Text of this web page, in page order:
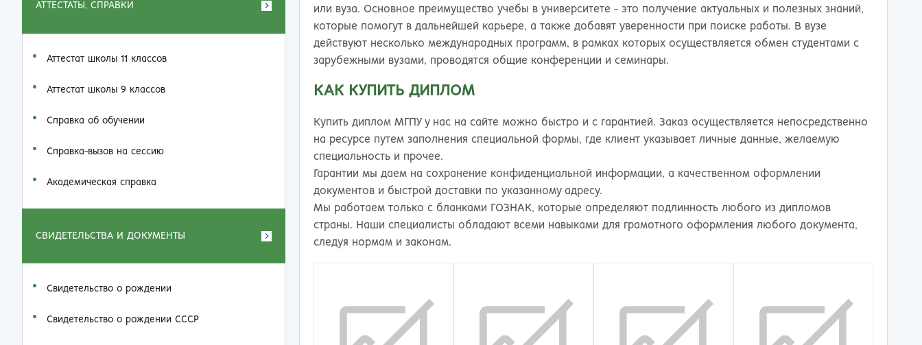
АТТЕСТАТЫ, СПРАВКИ
Аттестат школы 11 классов
Аттестат школы 9 классов
Справка об обучении
Справка-вызов на сессию
Академическая справка
СВИДЕТЕЛЬСТВА И ДОКУМЕНТЫ
Свидетельство о рождении
Свидетельство о рождении СССР
или вуза. Основное преимущество учебы в университете - это получение актуальных и полезных знаний,
которые помогут в дальнейшей карьере, а также добавят уверенности при поиске работы. В вузе
действуют несколько международных программ, в рамках которых осуществляется обмен студентами с
зарубежными вузами, проводятся общие конференции и семинары.
КАК КУПИТЬ ДИПЛОМ
Купить диплом МГПУ у нас на сайте можно быстро и с гарантией. Заказ осуществляется непосредственно
на ресурсе путем заполнения специальной формы, где клиент указывает личные данные, желаемую
специальность и прочее.
Гарантии мы даем на сохранение конфиденциальной информации, а качественном оформлении
документов и быстрой доставки по указанному адресу.
Мы работаем только с бланками ГОЗНАК, которые определяют подлинность любого из дипломов
страны. Наши специалисты обладают всеми навыками для грамотного оформления любого документа,
следуя нормам и законам.